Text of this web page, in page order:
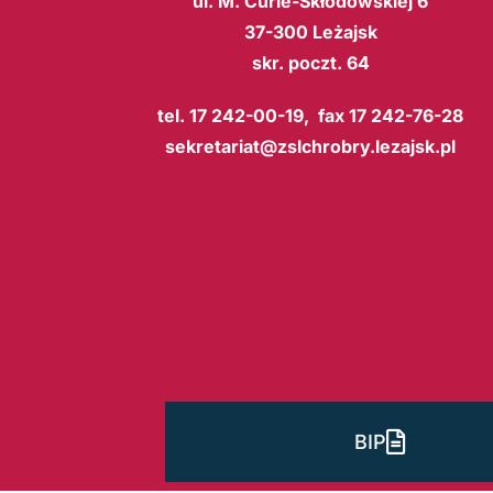
37-300 Leżajsk
skr. poczt. 64
tel. 17 242-00-19, fax 17 242-76-28
sekretariat@zslchrobry.lezajsk.pl
BIP